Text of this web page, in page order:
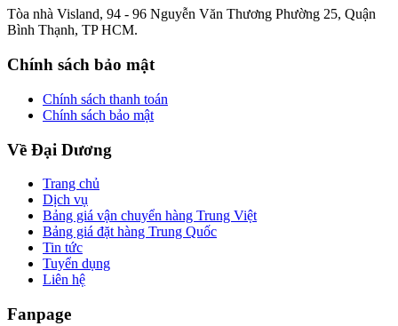
Tòa nhà Visland, 94 - 96 Nguyễn Văn Thương Phường 25, Quận
Bình Thạnh, TP HCM.
Chính sách bảo mật
Chính sách thanh toán
Chính sách bảo mật
Về Đại Dương
Trang chủ
Dịch vụ
Bảng giá vận chuyển hàng Trung Việt
Bảng giá đặt hàng Trung Quốc
Tin tức
Tuyển dụng
Liên hệ
Fanpage